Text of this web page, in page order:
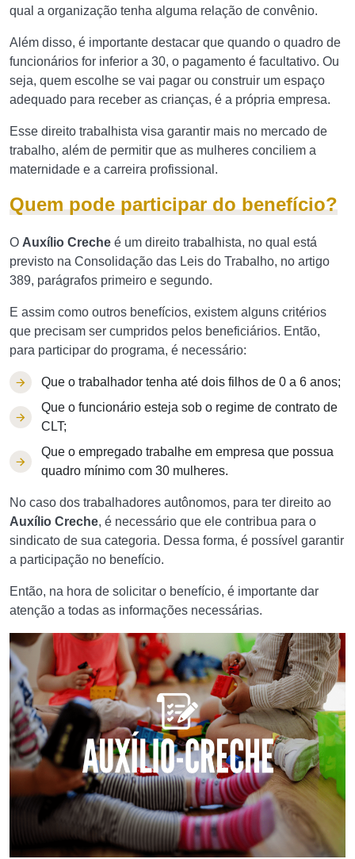
qual a organização tenha alguma relação de convênio.
Além disso, é importante destacar que quando o quadro de
funcionários for inferior a 30, o pagamento é facultativo. Ou
seja, quem escolhe se vai pagar ou construir um espaço
adequado para receber as crianças, é a própria empresa.
Esse direito trabalhista visa garantir mais no mercado de
trabalho, além de permitir que as mulheres conciliem a
maternidade e a carreira profissional.
Quem pode participar do benefício?
O Auxílio Creche é um direito trabalhista, no qual está
previsto na Consolidação das Leis do Trabalho, no artigo
389, parágrafos primeiro e segundo.
E assim como outros benefícios, existem alguns critérios
que precisam ser cumpridos pelos beneficiários. Então,
para participar do programa, é necessário:
Que o trabalhador tenha até dois filhos de 0 a 6 anos;
Que o funcionário esteja sob o regime de contrato de
CLT;
Que o empregado trabalhe em empresa que possua
quadro mínimo com 30 mulheres.
No caso dos trabalhadores autônomos, para ter direito ao
Auxílio Creche, é necessário que ele contribua para o
sindicato de sua categoria. Dessa forma, é possível garantir
a participação no benefício.
Então, na hora de solicitar o benefício, é importante dar
atenção a todas as informações necessárias.